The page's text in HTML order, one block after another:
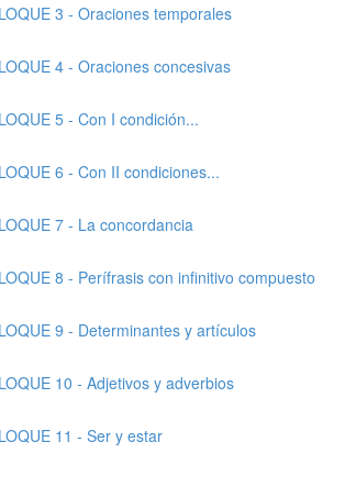
3 - Oraciones temporales
4 - Oraciones concesivas
5 - Con I condición...
6 - Con II condiciones...
7 - La concordancia
8 - Perífrasis con infinitivo compuesto
9 - Determinantes y artículos
10 - Adjetivos y adverbios
11 - Ser y estar